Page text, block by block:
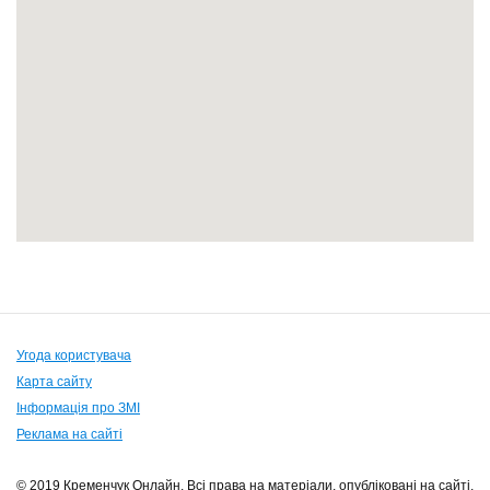
Угода користувача
Карта сайту
Інформація про ЗМІ
Реклама на сайті
© 2019 Кременчук Онлайн. Всі права на матеріали, опубліковані на сайті,